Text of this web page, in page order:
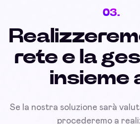
03.
rete e la
insieme
Se la nostra soluzione sarà
procederemo a